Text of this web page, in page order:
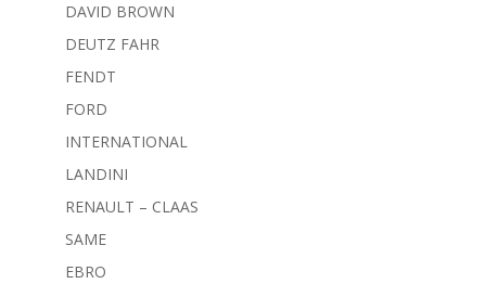
DAVID BROWN
DEUTZ FAHR
FENDT
FORD
INTERNATIONAL
LANDINI
RENAULT – CLAAS
SAME
EBRO